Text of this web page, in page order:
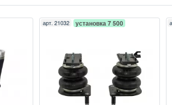
арт. 21032 установка 7 500